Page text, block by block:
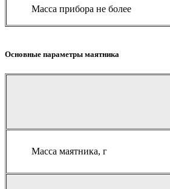
Масса прибора не более
Основные параметры маятника
Масса маятника, г